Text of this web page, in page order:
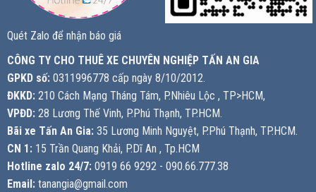
Quét Zalo để nhận báo giá
CÔNG TY CHO THUÊ XE CHUYÊN NGHIỆP TẤN AN GIA
GPKD số: 0311996778 cấp ngày 8/10/2012.
ĐKKD: 210 Cách Mạng Tháng Tám, P.Nhiêu Lộc , TP>HCM,
VPĐD: 28 Lương Thế Vinh, P.Phú Thạnh, TP.HCM.
Bãi xe Tấn An Gia: 35 Lương Minh Nguyệt, P.Phú Thạnh, TP.HCM.
CN 1: 15 Trần Quang Khải, P.Dĩ An , Tp.HCM
Hotline zalo 24/7: 0919 66 9292 - 090.66.777.38
Email: tanangia@gmail.com